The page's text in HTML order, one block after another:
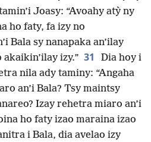
Joasy: “Avoahy atỳ ny
ho faty, fa izy no
Bala sy nanapaka an’ilay
akaikin’ilay izy.” 31
Dia hoy i
nila ady taminy: “Angaha
an’i Bala? Tsy maintsy
Izay rehetra miaro an’i
ho faty izao maraina izao
i Bala, dia avelao izy